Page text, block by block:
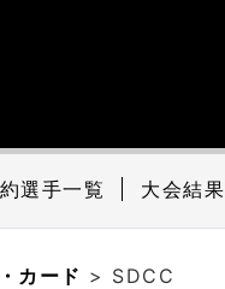
選手一覧 大会結果
カード > SDCC